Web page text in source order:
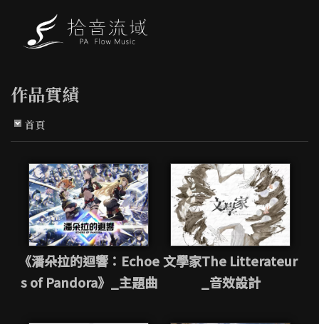
作品實績
首頁
《潘朵拉的迴響：Echoe
s of Pandora》_主題曲
文學家The Litterateur
_音效設計